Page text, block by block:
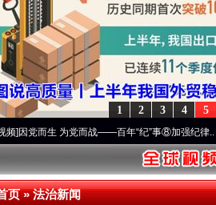
5
4
3
2
1
而生 为党而战——百年“纪”事⑧加强纪律..·[视频]
页»法治新闻